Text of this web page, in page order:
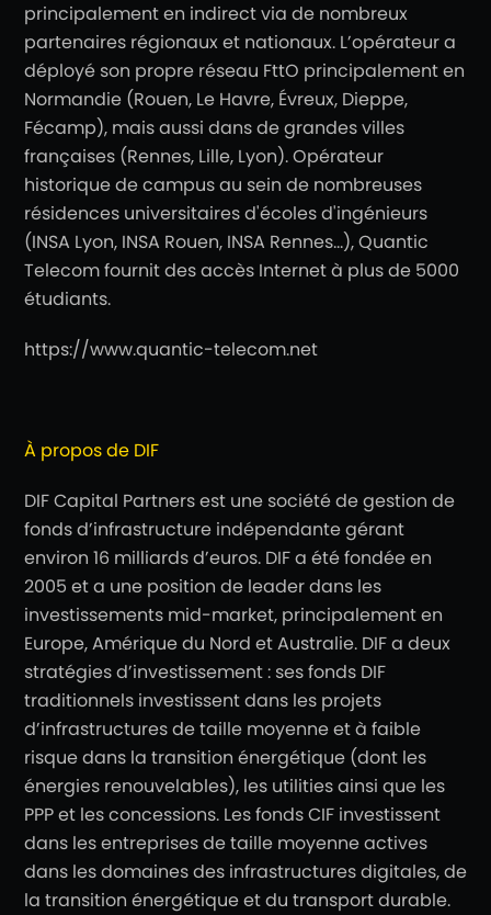
principalement en indirect via de nombreux
partenaires régionaux et nationaux. L’opérateur a
déployé son propre réseau FttO principalement en
Normandie (Rouen, Le Havre, Évreux, Dieppe,
Fécamp), mais aussi dans de grandes villes
françaises (Rennes, Lille, Lyon). Opérateur
historique de campus au sein de nombreuses
résidences universitaires d'écoles d'ingénieurs
(INSA Lyon, INSA Rouen, INSA Rennes…), Quantic
Telecom fournit des accès Internet à plus de 5000
étudiants.
https://www.quantic-telecom.net
À propos de DIF
DIF Capital Partners est une société de gestion de
fonds d’infrastructure indépendante gérant
environ 16 milliards d’euros. DIF a été fondée en
2005 et a une position de leader dans les
investissements mid-market, principalement en
Europe, Amérique du Nord et Australie. DIF a deux
stratégies d’investissement : ses fonds DIF
traditionnels investissent dans les projets
d’infrastructures de taille moyenne et à faible
risque dans la transition énergétique (dont les
énergies renouvelables), les utilities ainsi que les
PPP et les concessions. Les fonds CIF investissent
dans les entreprises de taille moyenne actives
dans les domaines des infrastructures digitales, de
la transition énergétique et du transport durable.